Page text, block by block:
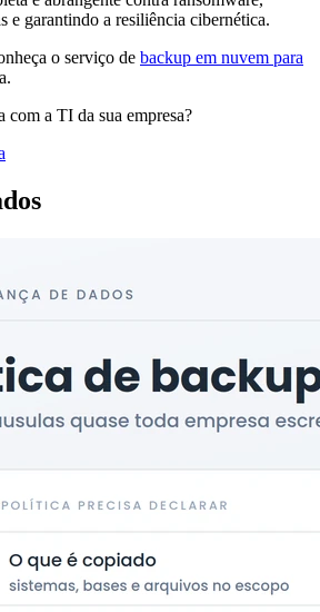
e garantindo a resiliência cibernética.
o serviço de backup em nuvem para
com a TI da sua empresa?